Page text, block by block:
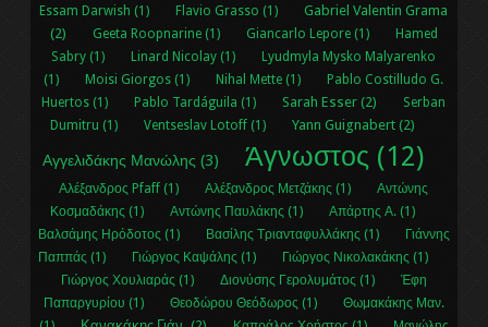
Essam Darwish (1)
Flavio Grasso (1)
Gabriel Valentin Grama
(2)
Geeta Roopnarine (1) Giancarlo Lepore (1)
Hamed
Sabry (1)
Linard Nicolay (1)
Lyudmyla Mysko Malyarenko
(1)
Moisi Giorgos (1) Nihal Μette (1)
Pablo Costilludo G.
Huertos (1)
Pablo Tardáguila (1) Sarah Esser (2)
Serban
Dumitru (1)
Ventseslav Lotoff (1) Yann Guignabert (2)
Αγγελιδάκης Μανώλης (3) Άγνωστος (12)
Αλέξανδρος Pfaff (1) Αλέξανδρος Μετζάκης (1)
Αντώνης
Κοσμαδάκης (1)
Αντώνης Παυλάκης (1)
Απάρτης Α. (1)
Βαλσάμης Ηρόδοτος (1)
Βασίλης Τριανταφυλλάκης (1)
Γιάννης
Παππάς (1)
Γιώργος Καψάλης (1)
Γιώργος Νικολακάκης (1)
Γιώργος Χουλιαράς (1)
Διονύσης Γερολυμάτος (1)
Έφη
Παπαργυρίου (1)
Θεοδώρου Θεόδωρος (1)
Θωμακάκης Μαν.